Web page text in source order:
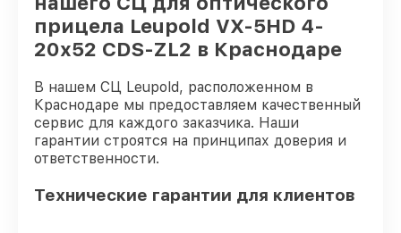
прицела Leupold VX-5HD 4-
20x52 CDS-ZL2 в Краснодаре
В нашем СЦ Leupold, расположенном в
Краснодаре мы предоставляем качественный
сервис для каждого заказчика. Наши
гарантии строятся на принципах доверия и
ответственности.
Технические гарантии для клиентов